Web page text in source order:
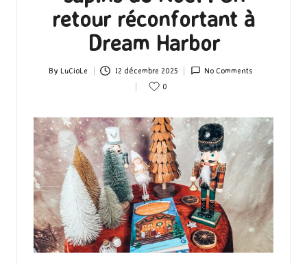
retour réconfortant à
Dream Harbor
Posted
By LuCioLe 12 décembre 2025
No Comments
0